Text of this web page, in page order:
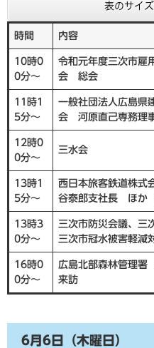
表のサイ
時間 内容
10時0
0分～
令和元年度三次市雇
会 総会
11時1
5分～
一般社団法人広島県
会 河原直己専務理
12時0
0分～
三水会
13時1
5分～
西日本旅客鉄道株
谷泰郎支社長 ほか
13時3
0分～
三次市防災会議、三
三次市冠水被害軽減
16時0
0分～
広島北部森林管理
来訪
6月6日（木曜日）